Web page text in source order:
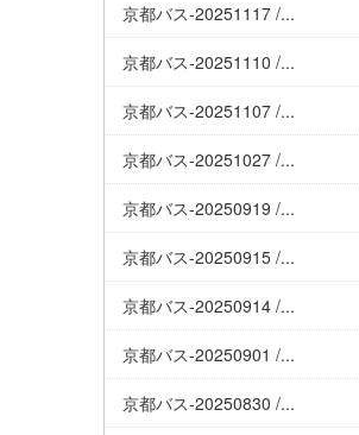
京都バス-20251117 /...
京都バス-20251110 /...
京都バス-20251107 /...
京都バス-20251027 /...
京都バス-20250919 /...
京都バス-20250915 /...
京都バス-20250914 /...
京都バス-20250901 /...
京都バス-20250830 /...